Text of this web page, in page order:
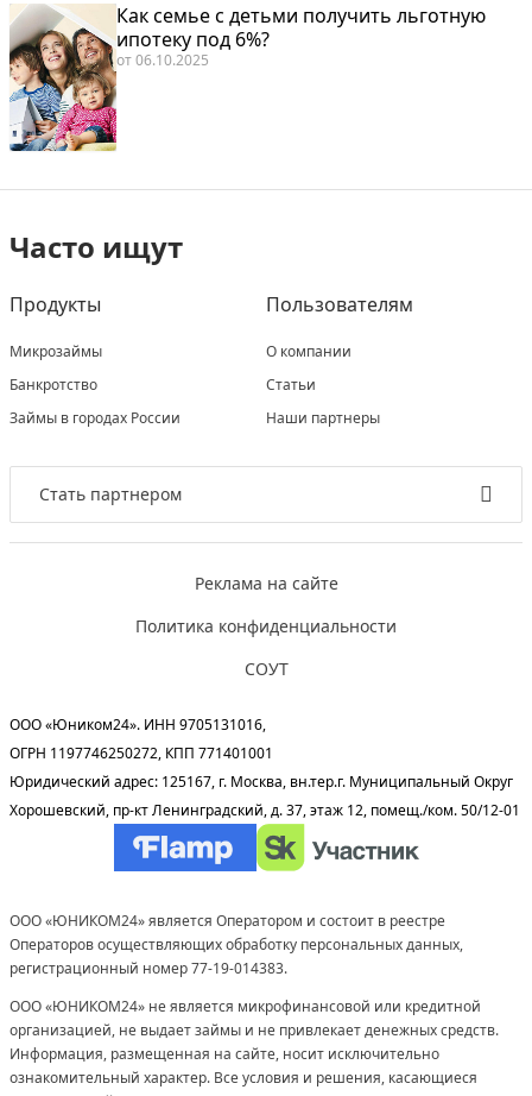
Как семье с детьми получить льготную
ипотеку под 6%?
от06.10.2025
Часто ищут
Продукты
Микрозаймы
Банкротство
Займы в городах России
Пользователям
О компании
Статьи
Наши партнеры
Стать партнером
Реклама на сайте
Политика конфиденциальности
СОУТ
ООО «Юником24». ИНН 9705131016,
ОГРН 1197746250272, КПП 771401001
Юридический адрес: 125167, г. Москва, вн.тер.г. Муниципальный Округ
Хорошевский, пр-кт Ленинградский, д. 37, этаж 12, помещ./ком. 50/12-01
ООО «ЮНИКОМ24» является Оператором и состоит в реестре
Операторов осуществляющих обработку персональных данных,
регистрационный номер 77-19-014383.
ООО «ЮНИКОМ24» не является микрофинансовой или кредитной
организацией, не выдает займы и не привлекает денежных средств.
Информация, размещенная на сайте, носит исключительно
ознакомительный характер. Все условия и решения, касающиеся